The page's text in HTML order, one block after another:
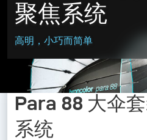
聚焦系统
高明，小巧而简单
Para 88 大伞
系统